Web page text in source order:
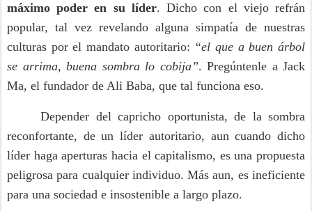
máximo poder en su líder. Dicho con el viejo refrán
popular, tal vez revelando alguna simpatía de nuestras
culturas por el mandato autoritario: “el que a buen árbol
se arrima, buena sombra lo cobija”. Pregúntenle a Jack
Ma, el fundador de Ali Baba, que tal funciona eso.
Depender del capricho oportunista, de la sombra
reconfortante, de un líder autoritario, aun cuando dicho
líder haga aperturas hacia el capitalismo, es una propuesta
peligrosa para cualquier individuo. Más aun, es ineficiente
para una sociedad e insostenible a largo plazo.